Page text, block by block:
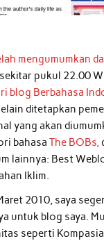
mengumumkan
pukul 22.00
blog Berbahasa
ditetapkan
yang akan
bahasaThe BOBs,
lainnya: Best
Iklim.
2010, saya
untuk blog saya.
seperti